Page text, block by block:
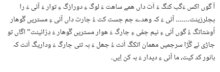
آ گوں اکس ءَگپ کنگ ءَ اَت داں ھمے ساھت ءَ لوگ ءِ دورازگ ءِ توار ءَ آئی ءَ را
پچلرزینت۔۔۔۔۔۔۔ آئی ءَ کہ وھدے چم چست کت ءُ چارت داں آئی ءِ مستریں گْوھار
اُوشتاتگ ءُ گوں آئی ءِ نیم چمّی ءِ چارگ ءَ ھوار مستریں گْوھار ءَ دِرّائینت” اگاں تو
جاڑی ئے گّڑا سرجمیں مھمان اتکگ اَنت ءُ جھل ءَ پہ تئی چارگ ءَ وداریگ اَنت کہ
بانور کد کیت، ما آئی ءِ دیدار ءَ بہ کن اِیں۔